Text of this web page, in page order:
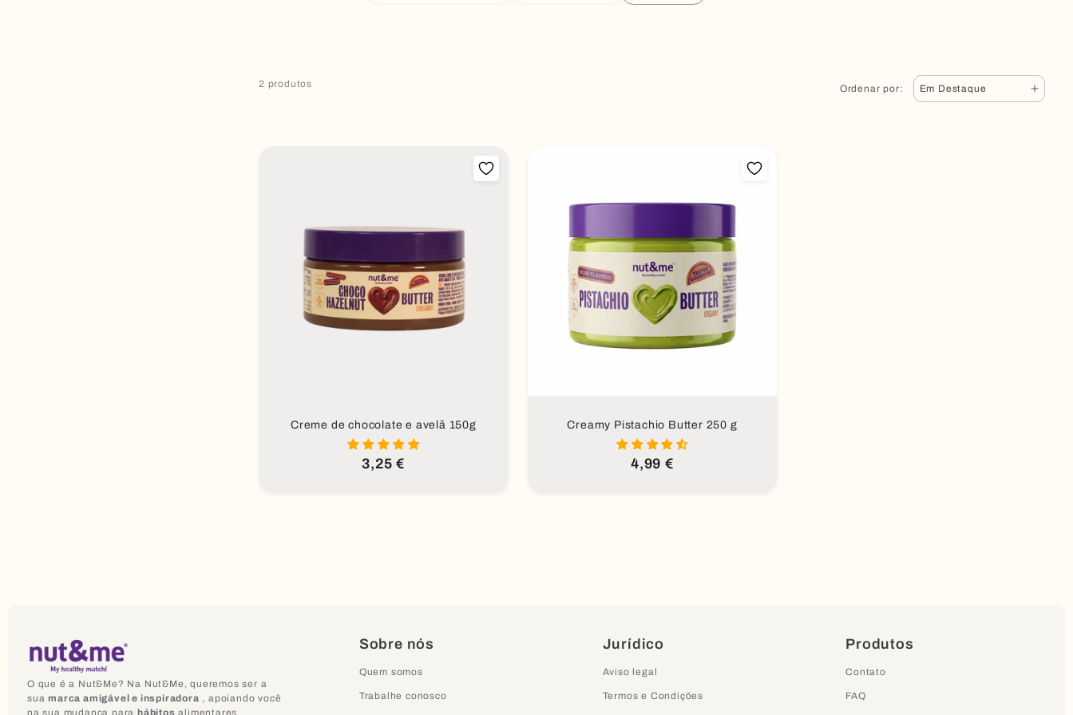
Ordenar por:
2 produtos
Creme de chocolate e avelã 150g
Preço
regular
3,25 €
Creamy Pistachio Butter 250 g
Preço
regular
4,99 €
O que é a Nut&Me? Na Nut&Me, queremos ser a
suamarca amigável e inspiradora , apoiando você
Sobre nós
Quem somos
Trabalhe conosco
Jurídico
Aviso legal
Termos e Condições
Produtos
Contato
FAQ